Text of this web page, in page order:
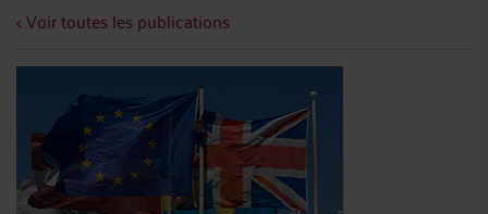
< Voir toutes les publications